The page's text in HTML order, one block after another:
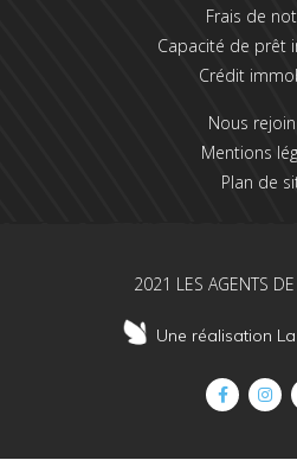
Frais de
Capacité de prêt
Crédit
Nous
Mentions
Plan de
2021 LES AGENTS
Une réalisation